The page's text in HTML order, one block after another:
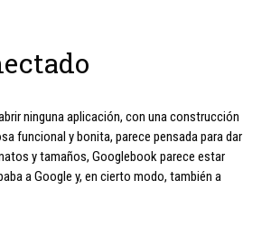
ninguna aplicación, con una construcción
funcional y bonita, parece pensada para dar
y tamaños, Googlebook parece estar
a Google y, en cierto modo, también a